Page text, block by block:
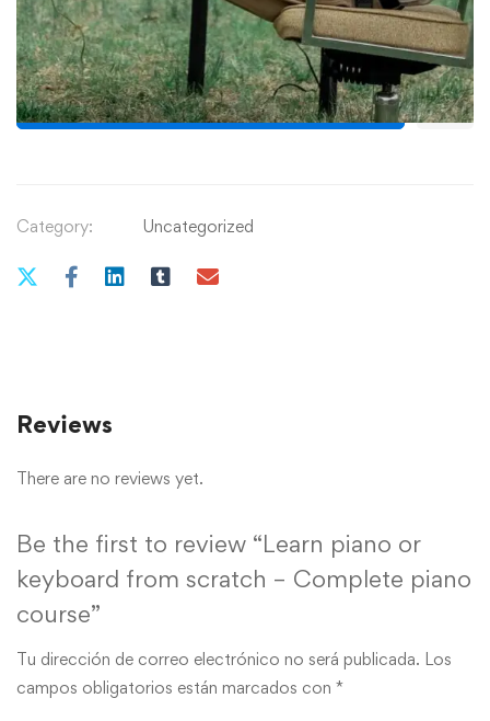
QUANTITY
Añadir al carrito
Category: Uncategorized
Reviews
There are no reviews yet.
Be the first to review “Learn piano or
keyboard from scratch – Complete piano
course”
Tu dirección de correo electrónico no será publicada. Los
campos obligatorios están marcados con *